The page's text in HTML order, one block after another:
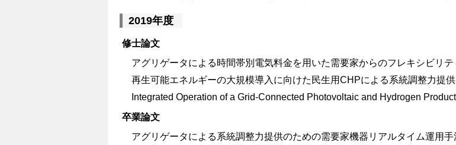
2019年度
修士論文
アグリゲータによる時間帯別電気料金を用いた需要家からのフレキシビリテ
再生可能エネルギーの大規模導入に向けた民生用CHPによる系統調整力提
Integrated Operation of a Grid-Connected Photovoltaic and Hydrogen
卒業論文
アグリゲータによる系統調整力提供のための需要家機器リアルタイム運用手